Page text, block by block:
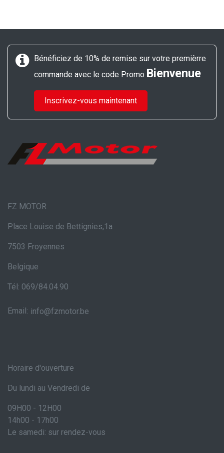
Bénéficiez de 10% de remise sur votre premièrre
commande avec le code Promo Bienvenue
Inscrivez-vous maintenant
FZ MOTOR
Place Louise de Bettignies,1a
7503 Froyennes
Belgique
Tél: 069/84.04.90
Email: info@fzmotor.be
Horaire d'ouverture
Du lundi au Vendredi de
09H00 - 12H00
14h00 - 17h00
Le samedi: sur rendez-vous